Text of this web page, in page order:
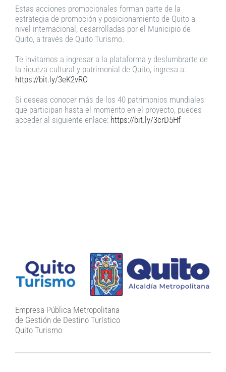
Estas acciones promocionales forman parte de la
estrategia de promoción y posicionamiento de Quito a
nivel internacional, desarrolladas por el Municipio de
Quito, a través de Quito Turismo.
Te invitamos a ingresar a la plataforma y deslumbrarte de
la riqueza cultural y patrimonial de Quito, ingresa a:
https://bit.ly/3eK2vRO
Si deseas conocer más de los 40 patrimonios mundiales
que participan hasta el momento en el proyecto, puedes
acceder al siguiente enlace: https://bit.ly/3crD5Hf
Empresa Pública Metropolitana
de Gestión de Destino Turístico
Quito Turismo